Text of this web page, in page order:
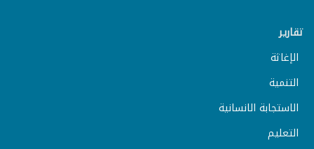
تقارير
الإغاثة
التنمية
الاستجابة الانسانية
التعليم